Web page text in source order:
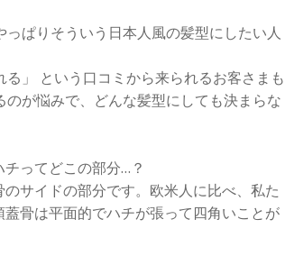
ぱりそういう日本人風の髪型にしたい人
」 という口コミから来られるお客さまも
が悩みで、どんな髪型にしても決まらな
ってどこの部分…？
サイドの部分です。欧米人に比べ、私た
蓋骨は平面的でハチが張って四角いことが